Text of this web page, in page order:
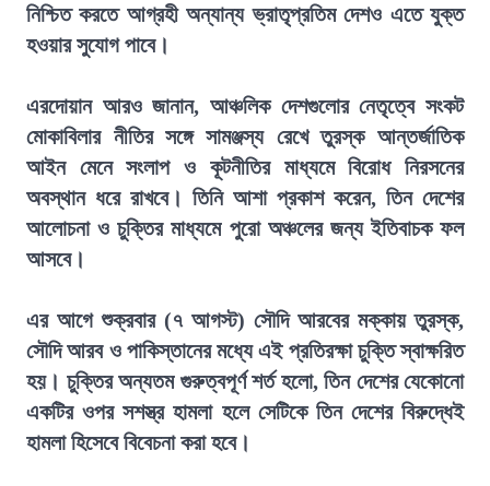
নিশ্চিত করতে আগ্রহী অন্যান্য ভ্রাতৃপ্রতিম দেশও এতে যুক্ত
হওয়ার সুযোগ পাবে।
এরদোয়ান আরও জানান, আঞ্চলিক দেশগুলোর নেতৃত্বে সংকট
মোকাবিলার নীতির সঙ্গে সামঞ্জস্য রেখে তুরস্ক আন্তর্জাতিক
আইন মেনে সংলাপ ও কূটনীতির মাধ্যমে বিরোধ নিরসনের
অবস্থান ধরে রাখবে। তিনি আশা প্রকাশ করেন, তিন দেশের
আলোচনা ও চুক্তির মাধ্যমে পুরো অঞ্চলের জন্য ইতিবাচক ফল
আসবে।
এর আগে শুক্রবার (৭ আগস্ট) সৌদি আরবের মক্কায় তুরস্ক,
সৌদি আরব ও পাকিস্তানের মধ্যে এই প্রতিরক্ষা চুক্তি স্বাক্ষরিত
হয়। চুক্তির অন্যতম গুরুত্বপূর্ণ শর্ত হলো, তিন দেশের যেকোনো
একটির ওপর সশস্ত্র হামলা হলে সেটিকে তিন দেশের বিরুদ্ধেই
হামলা হিসেবে বিবেচনা করা হবে।